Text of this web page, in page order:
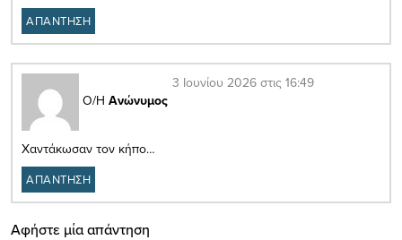
ΑΠΑΝΤΗΣΗ
Ο/Η Ανώνυμος
3 Ιουνίου 2026 στις 16:49
Χαντάκωσαν τον κήπο…
ΑΠΑΝΤΗΣΗ
Αφήστε μία απάντηση